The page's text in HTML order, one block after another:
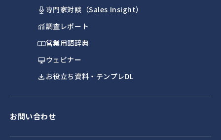
専門家対談（Sales Insight）
調査レポート
営業用語辞典
ウェビナー
お役立ち資料・テンプレDL
お問い合わせ